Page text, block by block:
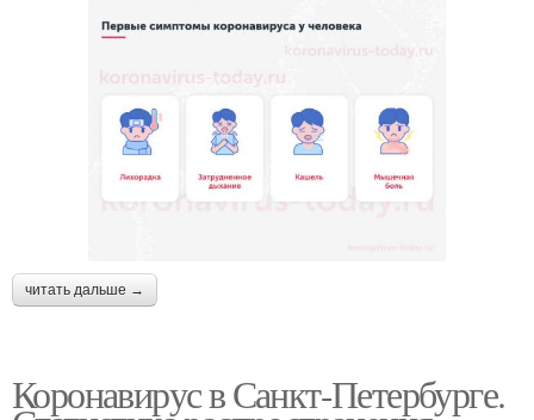
читать дальше →
Коронавирус в Санкт-Петербурге.